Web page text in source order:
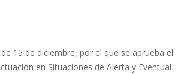
15 de diciembre, por el que se aprueba el
en Situaciones de Alerta y Eventual